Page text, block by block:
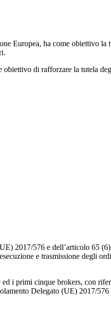
Europea, ha come obiettivo la
di rafforzare la tutela
2017/576 e dell’articolo 65
e trasmissione degli
i primi cinque brokers, con
Delegato (UE) 2017/